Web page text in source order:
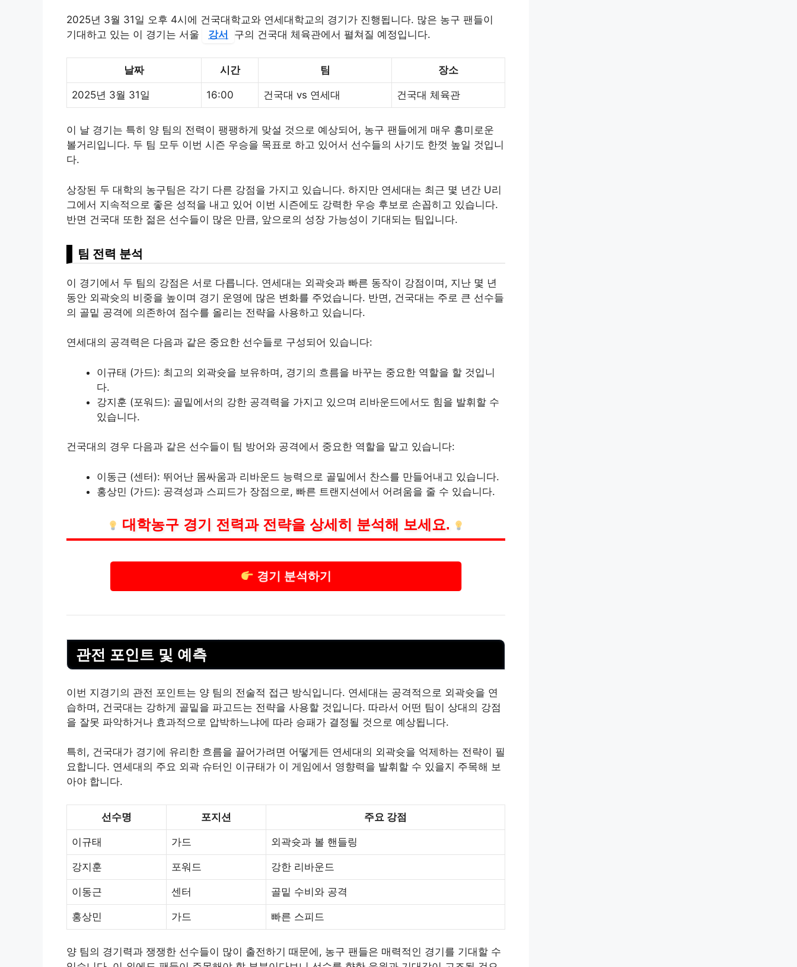
2025년 3월 31일 오후 4시에 건국대학교와 연세대학교의 경기가 진행됩니다. 많은 농구 팬들이
기대하고 있는 이 경기는 서울
강서 구의 건국대 체육관에서 펼쳐질 예정입니다.
날짜 시간 팀 장소
2025년 3월 31일 16:00 건국대 vs 연세대 건국대 체육관
이 날 경기는 특히 양 팀의 전력이 팽팽하게 맞설 것으로 예상되어, 농구 팬들에게 매우 흥미로운
볼거리입니다. 두 팀 모두 이번 시즌 우승을 목표로 하고 있어서 선수들의 사기도 한껏 높일 것입니
다.
상장된 두 대학의 농구팀은 각기 다른 강점을 가지고 있습니다. 하지만 연세대는 최근 몇 년간 U리
그에서 지속적으로 좋은 성적을 내고 있어 이번 시즌에도 강력한 우승 후보로 손꼽히고 있습니다.
반면 건국대 또한 젊은 선수들이 많은 만큼, 앞으로의 성장 가능성이 기대되는 팀입니다.
팀 전력 분석
이 경기에서 두 팀의 강점은 서로 다릅니다. 연세대는 외곽슛과 빠른 동작이 강점이며, 지난 몇 년
동안 외곽슛의 비중을 높이며 경기 운영에 많은 변화를 주었습니다. 반면, 건국대는 주로 큰 선수들
의 골밑 공격에 의존하여 점수를 올리는 전략을 사용하고 있습니다.
연세대의 공격력은 다음과 같은 중요한 선수들로 구성되어 있습니다:
이규태 (가드): 최고의 외곽슛을 보유하며, 경기의 흐름을 바꾸는 중요한 역할을 할 것입니
다.
강지훈 (포워드): 골밑에서의 강한 공격력을 가지고 있으며 리바운드에서도 힘을 발휘할 수
있습니다.
건국대의 경우 다음과 같은 선수들이 팀 방어와 공격에서 중요한 역할을 맡고 있습니다:
이동근 (센터): 뛰어난 몸싸움과 리바운드 능력으로 골밑에서 찬스를 만들어내고 있습니다.
홍상민 (가드): 공격성과 스피드가 장점으로, 빠른 트랜지션에서 어려움을 줄 수 있습니다.
대학농구 경기 전력과 전략을 상세히 분석해 보세요.
경기 분석하기
관전 포인트 및 예측
이번 지경기의 관전 포인트는 양 팀의 전술적 접근 방식입니다. 연세대는 공격적으로 외곽슛을 연
습하며, 건국대는 강하게 골밑을 파고드는 전략을 사용할 것입니다. 따라서 어떤 팀이 상대의 강점
을 잘못 파악하거나 효과적으로 압박하느냐에 따라 승패가 결정될 것으로 예상됩니다.
특히, 건국대가 경기에 유리한 흐름을 끌어가려면 어떻게든 연세대의 외곽슛을 억제하는 전략이 필
요합니다. 연세대의 주요 외곽 슈터인 이규태가 이 게임에서 영향력을 발휘할 수 있을지 주목해 보
아야 합니다.
선수명 포지션 주요 강점
이규태 가드 외곽슛과 볼 핸들링
강지훈 포워드 강한 리바운드
이동근 센터 골밑 수비와 공격
홍상민 가드 빠른 스피드
양 팀의 경기력과 쟁쟁한 선수들이 많이 출전하기 때문에, 농구 팬들은 매력적인 경기를 기대할 수